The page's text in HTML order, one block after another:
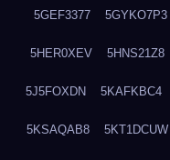
5GEF3377 5GYKO7P3
5HER0XEV 5HNS21Z8
5J5FOXDN 5KAFKBC4
5KSAQAB8 5KT1DCUW